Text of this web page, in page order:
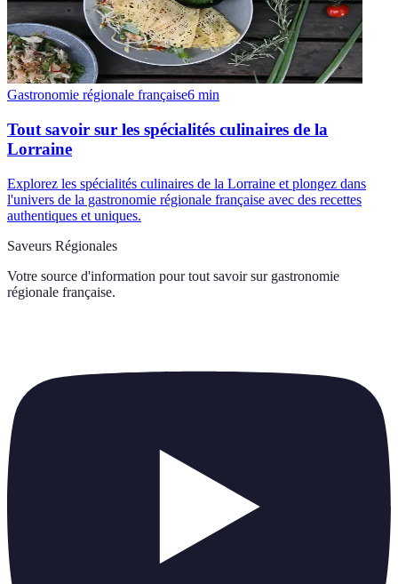
Gastronomie régionale française6 min
Tout savoir sur les spécialités culinaires de la
Lorraine
Explorez les spécialités culinaires de la Lorraine et plongez dans
l'univers de la gastronomie régionale française avec des recettes
authentiques et uniques.
Saveurs Régionales
Votre source d'information pour tout savoir sur gastronomie
régionale française.